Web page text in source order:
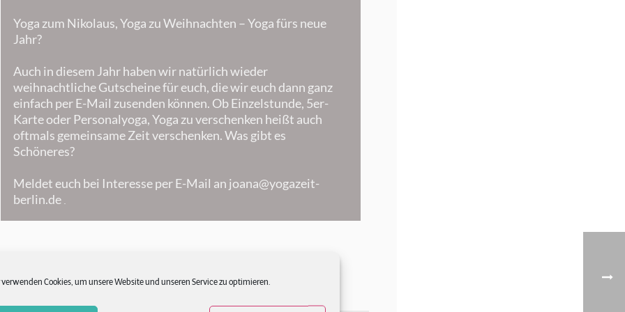
Cookies, um unsere Website und unseren Service zu optimieren.
Yoga zum Nikolaus, Yoga zu Weihnachten – Yoga fürs neue
Jahr?
Auch in diesem Jahr haben wir natürlich wieder
weihnachtliche Gutscheine für euch, die wir euch dann ganz
einfach per E-Mail zusenden können. Ob Einzelstunde, 5er-
Karte oder Personalyoga, Yoga zu verschenken heißt auch
oftmals gemeinsame Zeit verschenken. Was gibt es
Schöneres?
Meldet euch bei Interesse per E-Mail an joana@yogazeit-
berlin.de